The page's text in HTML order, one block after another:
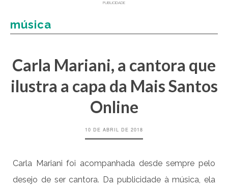
PUBLICIDADE
música
Carla Mariani, a cantora que
ilustra a capa da Mais Santos
Online
10 DE ABRIL DE 2018
Carla Mariani foi acompanhada desde sempre pelo
desejo de ser cantora. Da publicidade à música, ela